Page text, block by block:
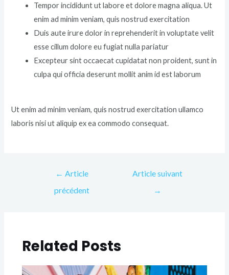
Tempor incididunt ut labore et dolore magna aliqua. Ut
enim ad minim veniam, quis nostrud exercitation
Duis aute irure dolor in reprehenderit in voluptate velit
esse cillum dolore eu fugiat nulla pariatur
Excepteur sint occaecat cupidatat non proident, sunt in
culpa qui officia deserunt mollit anim id est laborum
Ut enim ad minim veniam, quis nostrud exercitation ullamco
laboris nisi ut aliquip ex ea commodo consequat.
← Article
précédent
Article suivant
→
Related Posts